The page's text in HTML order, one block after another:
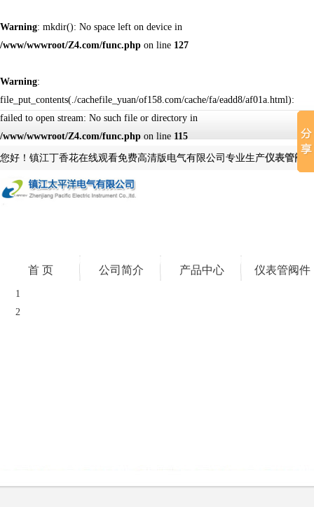
Warning: mkdir(): No space left on device in
/www/wwwroot/Z4.com/func.php on line 127
Warning:
file_put_contents(./cachefile_yuan/of158.com/cache/fa/eadd8/af01a.html):
failed to open stream: No such file or directory in
/www/wwwroot/Z4.com/func.php on line 115
您好！镇江丁香花在线观看免费高清版电气有限公司专业生产仪表管阀件
首 页 公司简介 产品中心 仪表管阀件
1
2